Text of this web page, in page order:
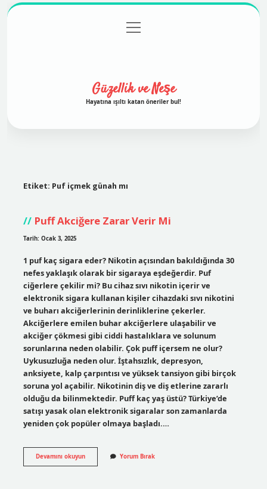
Gizlilik Politikası
menüyü
aç
Güzellik ve Neşe
Hayatına ışıltı katan öneriler bul!
Etiket: Puf içmek günah mı
Puff Akciğere Zarar Verir Mi
Tarih: Ocak 3, 2025
1 puf kaç sigara eder? Nikotin açısından bakıldığında 30
nefes yaklaşık olarak bir sigaraya eşdeğerdir. Puf
ciğerlere çekilir mi? Bu cihaz sıvı nikotin içerir ve
elektronik sigara kullanan kişiler cihazdaki sıvı nikotini
ve buharı akciğerlerinin derinliklerine çekerler.
Akciğerlere emilen buhar akciğerlere ulaşabilir ve
akciğer çökmesi gibi ciddi hastalıklara ve solunum
sorunlarına neden olabilir. Çok puff içersem ne olur?
Uykusuzluğa neden olur. İştahsızlık, depresyon,
anksiyete, kalp çarpıntısı ve yüksek tansiyon gibi birçok
soruna yol açabilir. Nikotinin diş ve diş etlerine zararlı
olduğu da bilinmektedir. Puff kaç yaş üstü? Türkiye’de
satışı yasak olan elektronik sigaralar son zamanlarda
yeniden çok popüler olmaya başladı.…
Devamını okuyunPuff
Akciğere
Yorum Bırak